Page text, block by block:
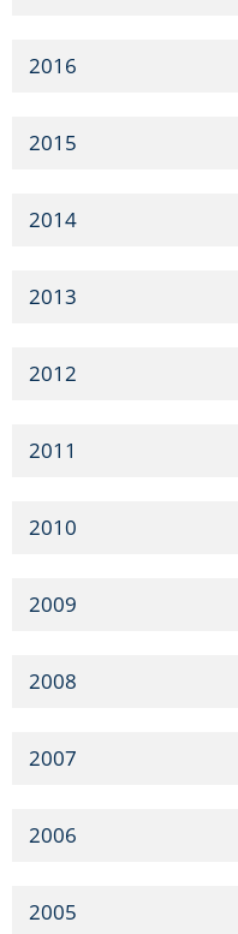
2016
2015
2014
2013
2012
2011
2010
2009
2008
2007
2006
2005